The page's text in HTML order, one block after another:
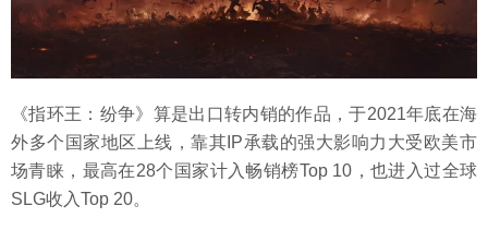
《指环王：纷争》算是出口转内销的作品，于2021年底在海
外多个国家地区上线，靠其IP承载的强大影响力大受欧美市
场青睐，最高在28个国家计入畅销榜Top 10，也进入过全球
SLG收入Top 20。